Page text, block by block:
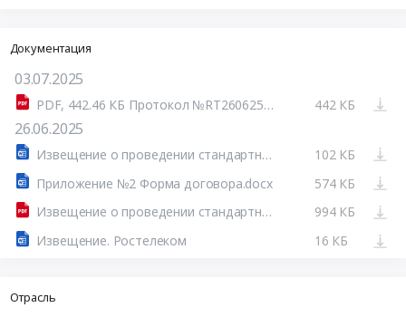
Документация
03.07.2025
PDF, 442.46 КБ Протокол №RT26062500007 от 30.06.25.pdf 442 КБ
26.06.2025
Извещение о проведении стандартных условий.docx
102 КБ
Приложение №2 Форма договора.docx
574 КБ
Извещение о проведении стандартных условий.pdf
994 КБ
Извещение. Ростелеком
16 КБ
Отрасль